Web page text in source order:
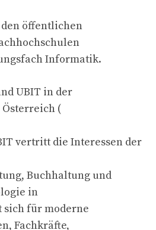
öffentlichen
Informatik.
UBIT in der
(
vertritt die Interessen der
Buchhaltung und
in
sich für moderne
Fachkräfte,